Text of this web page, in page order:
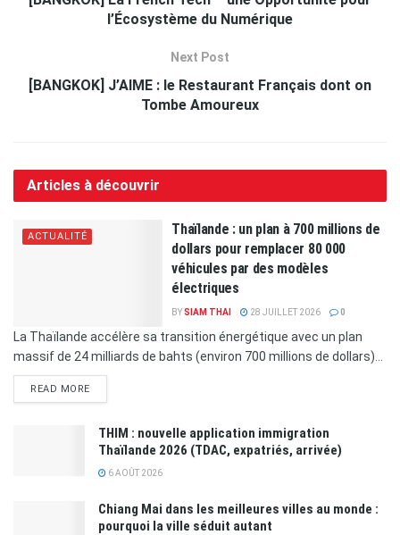
l’Écosystème du Numérique
Next Post
[BANGKOK] J’AIME : le Restaurant Français dont on
Tombe Amoureux
Articles à découvrir
ACTUALITÉ
Thaïlande : un plan à 700 millions de
dollars pour remplacer 80 000
véhicules par des modèles
électriques
BYSIAM THAI 28 JUILLET 2026 0
La Thaïlande accélère sa transition énergétique avec un plan
massif de 24 milliards de bahts (environ 700 millions de dollars)...
READ MORE
THIM : nouvelle application immigration
Thaïlande 2026 (TDAC, expatriés, arrivée)
6 AOÛT 2026
Chiang Mai dans les meilleures villes au monde :
pourquoi la ville séduit autant